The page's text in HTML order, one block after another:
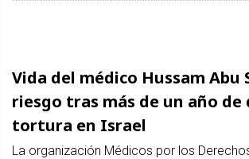
Vida del médico Hussam Abu
riesgo tras más de un año
tortura en Israel
La organización Médicos por los